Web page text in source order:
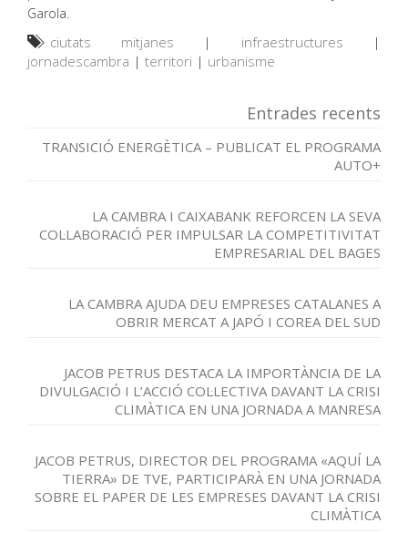
Garola.
ciutats mitjanes | infraestructures |
jornadescambra | territori | urbanisme
Entrades recents
TRANSICIÓ ENERGÈTICA – PUBLICAT EL PROGRAMA
AUTO+
LA CAMBRA I CAIXABANK REFORCEN LA SEVA
COL·LABORACIÓ PER IMPULSAR LA COMPETITIVITAT
EMPRESARIAL DEL BAGES
LA CAMBRA AJUDA DEU EMPRESES CATALANES A
OBRIR MERCAT A JAPÓ I COREA DEL SUD
JACOB PETRUS DESTACA LA IMPORTÀNCIA DE LA
DIVULGACIÓ I L’ACCIÓ COL·LECTIVA DAVANT LA CRISI
CLIMÀTICA EN UNA JORNADA A MANRESA
JACOB PETRUS, DIRECTOR DEL PROGRAMA «AQUÍ LA
TIERRA» DE TVE, PARTICIPARÀ EN UNA JORNADA
SOBRE EL PAPER DE LES EMPRESES DAVANT LA CRISI
CLIMÀTICA